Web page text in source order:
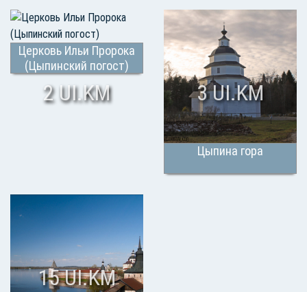
Церковь Ильи Пророка
(Цыпинский погост)
2 UI.KM
Цыпина гора
3 UI.KM
15 UI.KM